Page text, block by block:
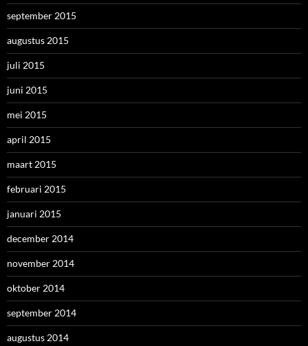
september 2015
augustus 2015
juli 2015
juni 2015
mei 2015
april 2015
maart 2015
februari 2015
januari 2015
december 2014
november 2014
oktober 2014
september 2014
augustus 2014